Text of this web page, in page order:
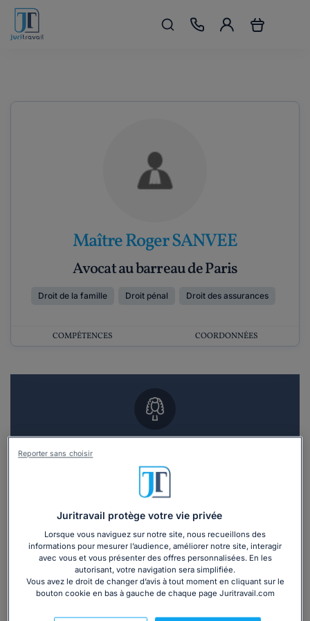
Maître Roger SANVEE
Avocat au barreau de Paris
Droit de la famille Droit pénal Droit des assurances
COMPÉTENCES COORDONNÉES
Vous souhaitez un RDV en cabinet avec un
avocat ?
Recevoir des devis d'avocats
3 devis en 48h
Juritravail protège votre vie privée
Lorsque vous naviguez sur notre site, nous recueillons des
informations pour mesurer l’audience, améliorer notre site, interagir
avec vous et vous présenter des offres personnalisées. En les
autorisant, votre navigation sera simplifiée.
Vous avez le droit de changer d’avis à tout moment en cliquant sur le
bouton cookie en bas à gauche de chaque page Juritravail.com
Reporter sans choisir